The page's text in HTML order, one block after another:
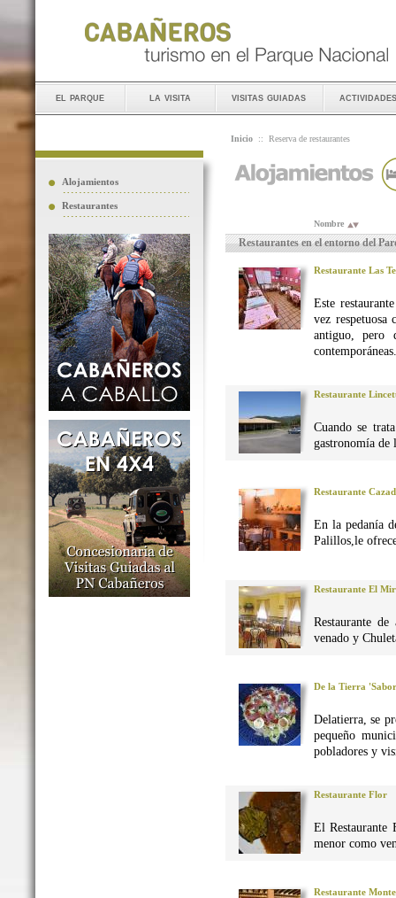
el parque la visita visitas guiadas actividades
Alojamientos
Restaurantes
Inicio :: Reserva de restaurantes
Nombre
Restaurantes en el entorno del
Restaurante Las
Este
vez
antiguo, pero
contemporáneas.
Restaurante
Cuando se
gastronomía de
Restaurante
En la pedanía
Palillos,le
Restaurante El
Restaurante
venado y
De la Tierra
Delatierra, se
pequeño
pobladores y
Restaurante Flor
El Restaurante
menor como
Restaurante